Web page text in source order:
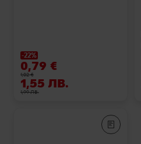
-22%
0,79 €
1,02 €
1,55 ЛВ.
1,99 ЛВ.